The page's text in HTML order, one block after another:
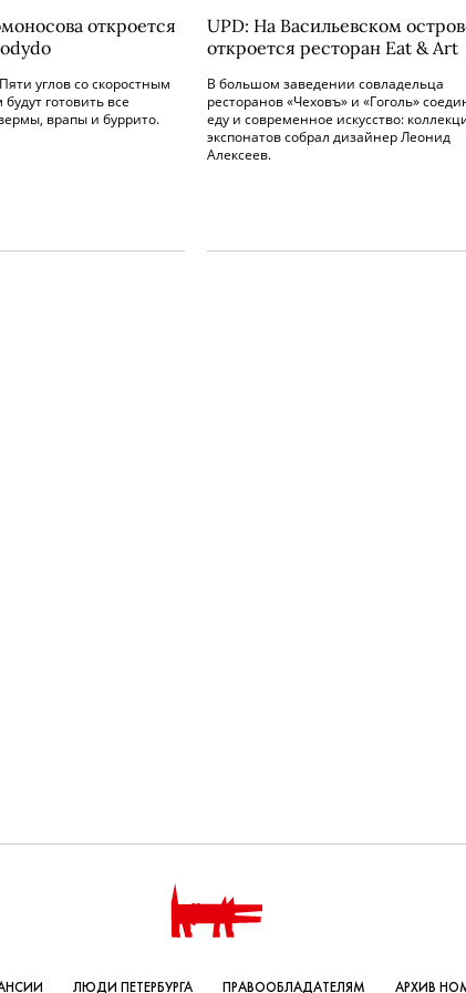
откроется
углов со скоростным
готовить все
врапы и буррито.
UPD: На Васильевском
откроется ресторан Eat & Art
В большом заведении совладельца
ресторанов «Чеховъ» и «Гоголь»
еду и современное искусство:
экспонатов собрал дизайнер Леонид
Алексеев.
ЛЮДИ ПЕТЕРБУРГА ПРАВООБЛАДАТЕЛЯМ АРХИВ